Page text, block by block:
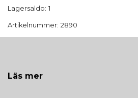
Lagersaldo: 1
Artikelnummer: 2890
Läs mer